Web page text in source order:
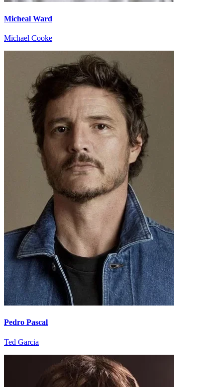
Micheal Ward
Michael Cooke
Pedro Pascal
Ted Garcia